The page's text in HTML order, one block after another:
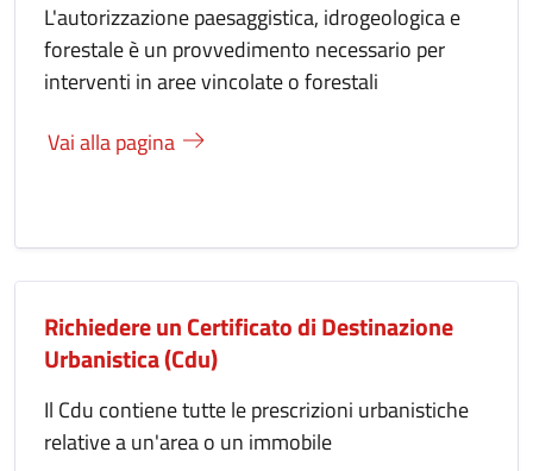
L'autorizzazione paesaggistica, idrogeologica e
forestale è un provvedimento necessario per
interventi in aree vincolate o forestali
Vai alla pagina
Richiedere un Certificato di Destinazione
Urbanistica (Cdu)
Il Cdu contiene tutte le prescrizioni urbanistiche
relative a un'area o un immobile